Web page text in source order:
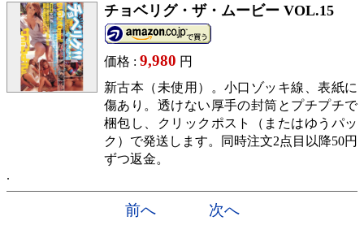
チョベリグ・ザ・ムービー VOL.15
価格 : 9,980 円
新古本（未使用）。小口ゾッキ線、表紙に
傷あり。透けない厚手の封筒とプチプチで
梱包し、クリックポスト（またはゆうパッ
ク）で発送します。同時注文2点目以降50円
ずつ返金。
前へ 次へ